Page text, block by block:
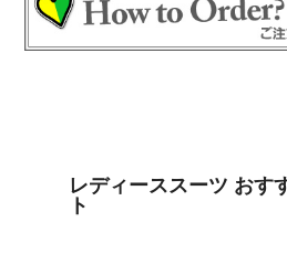
レディーススーツ おす
ト